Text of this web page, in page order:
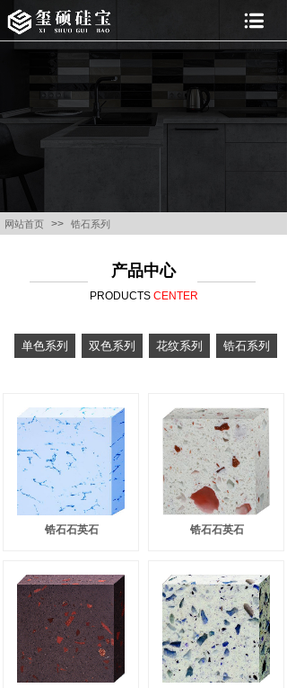
网站首页 >> 锆石系列
产品中心
PRODUCTS CENTER
单色系列 双色系列 花纹系列 锆石系列
锆石石英石 锆石石英石